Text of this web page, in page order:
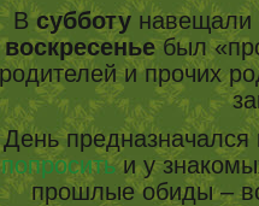
Всубботу навещали
воскресеньебыл
родителей и прочих
День
попроситьи у
прошлые обиды –